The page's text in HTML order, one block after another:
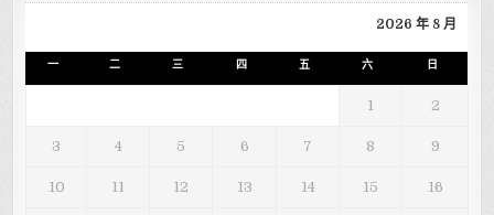
2026 年 8 月
一 二 三 四 五 六 日
1 2
3 4 5 6 7 8 9
10 11 12 13 14 15 16